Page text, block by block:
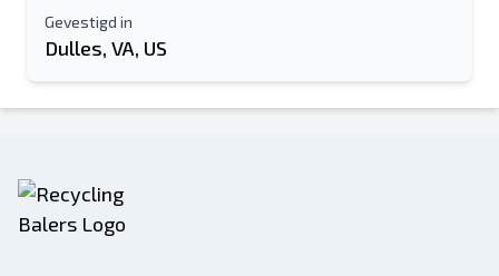
Gevestigd in
Dulles, VA, US